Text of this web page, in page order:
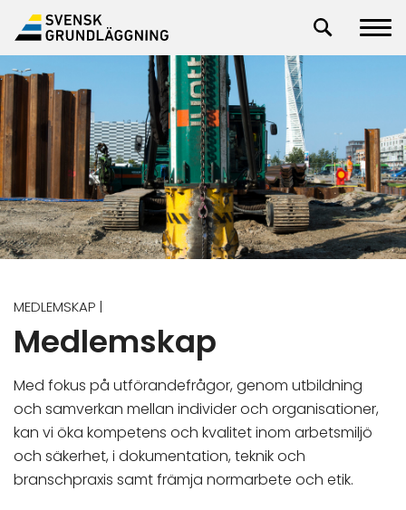
MEDLEMSKAP |
Medlemskap
Med fokus på utförandefrågor, genom utbildning
och samverkan mellan individer och organisationer,
kan vi öka kompetens och kvalitet inom arbetsmiljö
och säkerhet, i dokumentation, teknik och
branschpraxis samt främja normarbete och etik.